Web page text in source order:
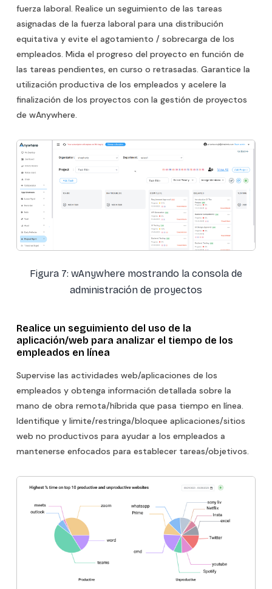
fuerza laboral. Realice un seguimiento de las tareas
asignadas de la fuerza laboral para una distribución
equitativa y evite el agotamiento / sobrecarga de los
empleados. Mida el progreso del proyecto en función de
las tareas pendientes, en curso o retrasadas. Garantice la
utilización productiva de los empleados y acelere la
finalización de los proyectos con la gestión de proyectos
de wAnywhere.
Figura 7: wAnywhere mostrando la consola de
administración de proyectos
Realice un seguimiento del uso de la
aplicación/web para analizar el tiempo de los
empleados en línea
Supervise las actividades web/aplicaciones de los
empleados y obtenga información detallada sobre la
mano de obra remota/híbrida que pasa tiempo en línea.
Identifique y limite/restringa/bloquee aplicaciones/sitios
web no productivos para ayudar a los empleados a
mantenerse enfocados para establecer tareas/objetivos.